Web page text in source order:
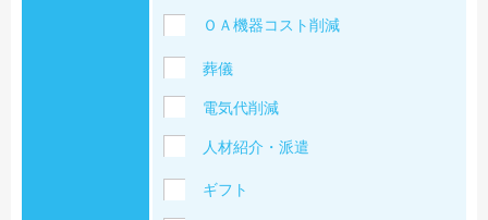
ＯＡ機器コスト削減
葬儀
電気代削減
人材紹介・派遣
ギフト